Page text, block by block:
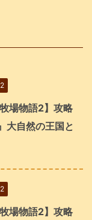
場物語2】攻略
大自然の王国と
場物語2】攻略